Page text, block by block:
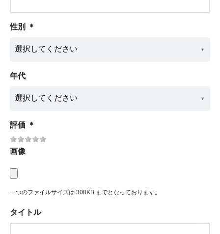
性別 ＊
年代
評価 ＊
画像
一つのファイルサイズは 300KB までとなっております。
タイトル